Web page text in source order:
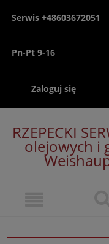
Serwis +48603672051
Pn-Pt 9-16
Zaloguj się
RZEPECKI
olejowych i